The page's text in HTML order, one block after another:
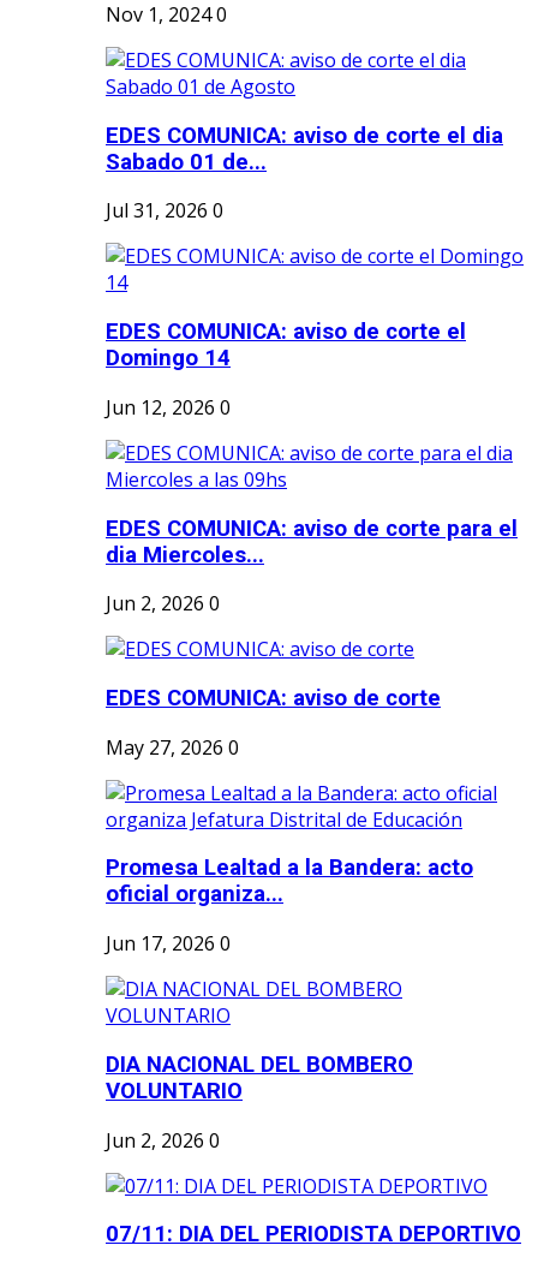
Nov 1, 20240
EDES COMUNICA: aviso de corte el dia
Sabado 01 de...
Jul 31, 2026 0
EDES COMUNICA: aviso de corte el
Domingo 14
Jun 12, 2026 0
EDES COMUNICA: aviso de corte para el
dia Miercoles...
Jun 2, 2026 0
EDES COMUNICA: aviso de corte
May 27, 2026 0
Promesa Lealtad a la Bandera: acto
oficial organiza...
Jun 17, 2026 0
DIA NACIONAL DEL BOMBERO
VOLUNTARIO
Jun 2, 2026 0
07/11: DIA DEL PERIODISTA DEPORTIVO